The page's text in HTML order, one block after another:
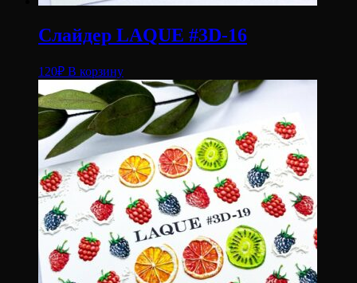
Слайдер LAQUE #3D-16
120₽ В корзину